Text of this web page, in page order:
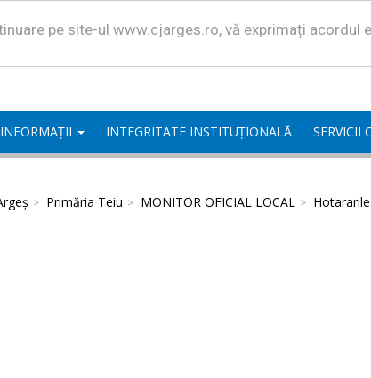
pe site-ul www.cjarges.ro, vă exprimați acordul
INFORMAȚII INTEGRITATE INSTITUȚIONALĂ SERVICII
Primăria Teiu MONITOR OFICIAL LOCAL